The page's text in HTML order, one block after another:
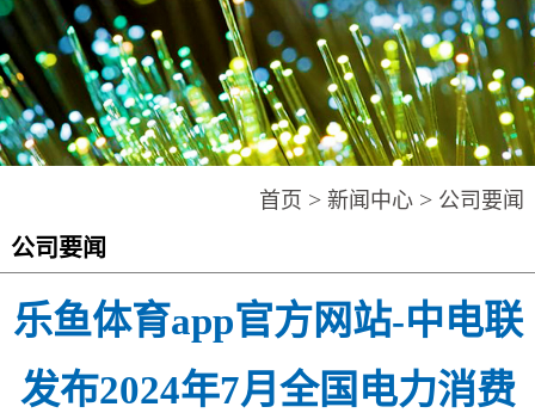
首页 >新闻中心 > 公司要闻
公司要闻
乐鱼体育app官方网站-中电联
发布2024年7月全国电力消费